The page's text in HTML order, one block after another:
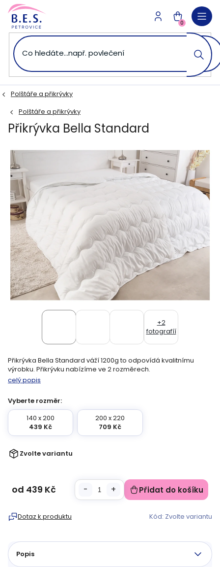
Přejít
obsah
NÁKUPNÍ
KOŠÍK
0
Polštáře a přikrývky
Polštáře a přikrývky
Přikrývka Bella Standard
+2
fotografíí
Zvolte variantu
Vyberte rozměr:
140 x 200
439 Kč
200 x 220
709 Kč
Přikrývka Bella Standard váží 1200g to odpovídá kvalitnímu
výrobku. Přikrývku nabízíme ve 2 rozměrech.
celý popis
Dotaz k produktu Kód: Zvolte variantu
od 439 Kč Přidat do košíku
Popis